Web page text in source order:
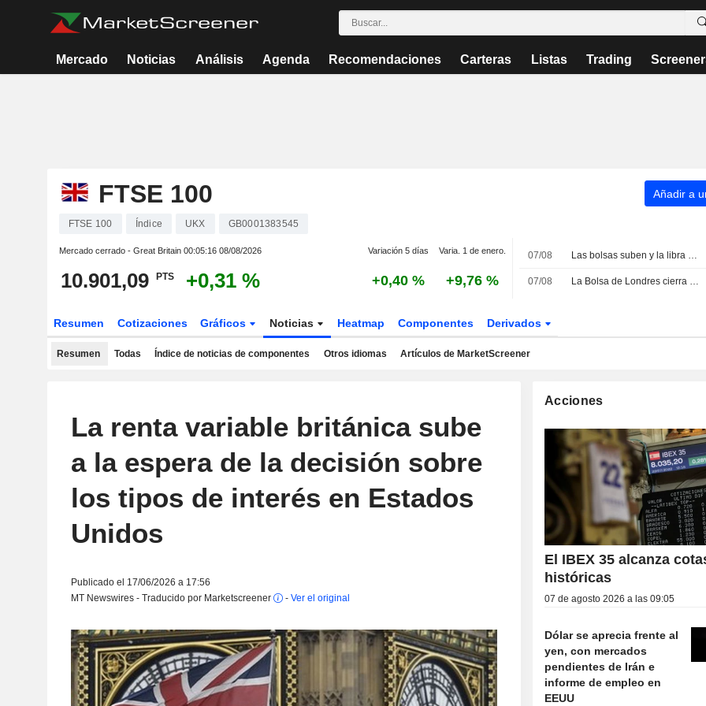
Mercado Noticias Análisis Agenda Recomendaciones Carteras Listas Trading
FTSE 100 Añadir a
FTSE 100 Índice UKX GB0001383545
Mercado cerrado - Great Britain 00:05:16 08/08/2026 Variación 5 días Varia. 1 de enero.
10.901,09 PTS +0,31 % +0,40 % +9,76 %
07/08 Las bolsas suben y la libra repunta tras la inesperada caída del empleo en EE. UU.
07/08 La Bolsa de Londres cierra la semana al alza impulsada por Diageo
Resumen Cotizaciones Gráficos Noticias Heatmap Componentes Derivados
Resumen Todas Índice de noticias de componentes Otros idiomas Artículos de MarketScreener
La renta variable británica sube
a la espera de la decisión sobre
los tipos de interés en Estados
Unidos
Publicado el 17/06/2026 a 17:56
MT Newswires - Traducido por Marketscreener
- Ver el original
Acciones
El IBEX 35 alcanza
históricas
07 de agosto 2026 a las 09:05
Dólar se aprecia frente al
yen, con mercados
pendientes de Irán e
informe de empleo en
EEUU